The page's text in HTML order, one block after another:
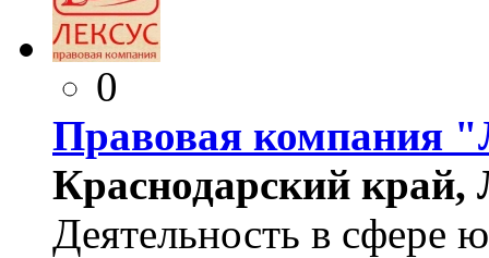
0
Правовая компания
Краснодарский край,
Деятельность в сфере